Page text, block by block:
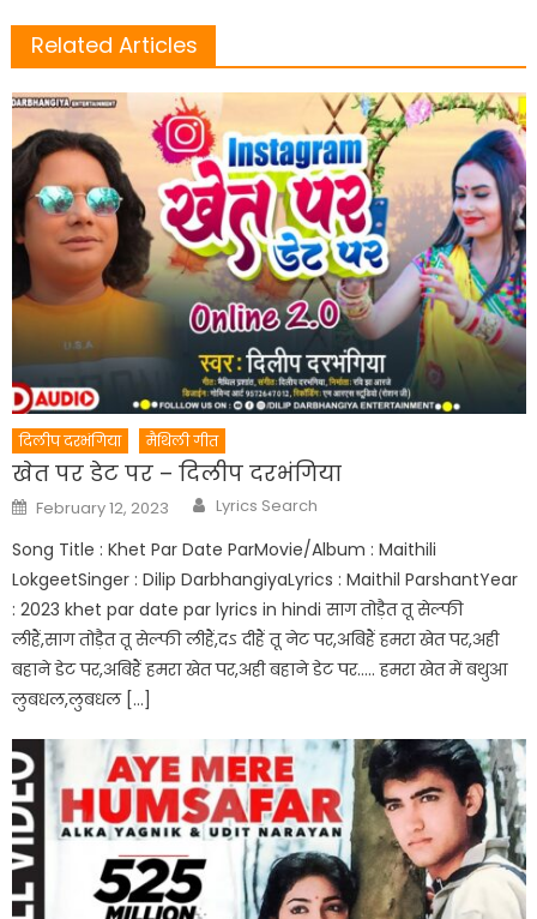
Related Articles
दिलीप दरभंगिया मैथिली गीत
खेत पर डेट पर – दिलीप दरभंगिया
Posted
on
February 12, 2023 Author
Lyrics Search
Song Title : Khet Par Date ParMovie/Album : Maithili
LokgeetSinger : Dilip DarbhangiyaLyrics : Maithil ParshantYear
: 2023 khet par date par lyrics in hindi साग तोड़ैत तू सेल्फी
लीहैं,साग तोड़ैत तू सेल्फी लीहैं,दऽ दीहैं तू नेट पर,अबिहैं हमरा खेत पर,अही
बहाने डेट पर,अबिहैं हमरा खेत पर,अही बहाने डेट पर….. हमरा खेत में बथुआ
लुबधल,लुबधल […]